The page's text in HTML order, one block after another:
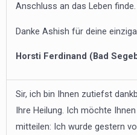
Anschluss an das Leben finde.
Danke Ashish für deine
Horsti Ferdinand (Bad
Sir, ich bin Ihnen zutiefst
Ihre Heilung. Ich möchte
mitteilen: Ich wurde gestern